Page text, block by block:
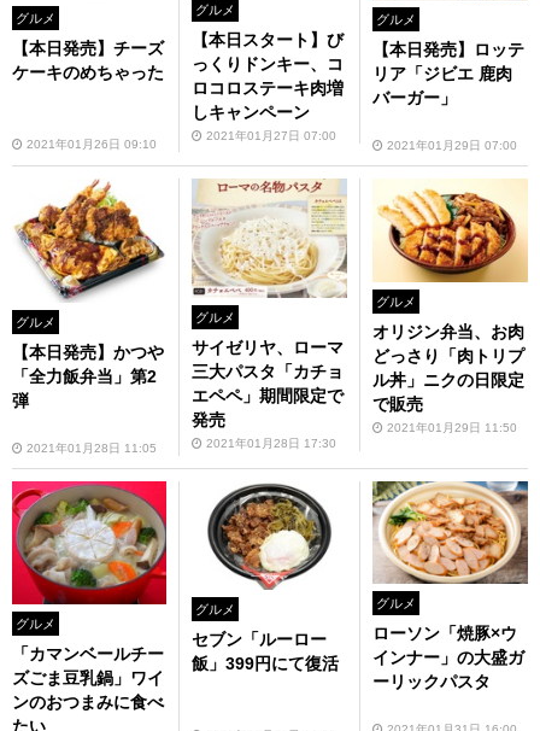
グルメ
【本日発売】チーズ
ケーキのめちゃった
2021年01月26日 09:10
グルメ
【本日スタート】び
っくりドンキー、コ
ロコロステーキ肉増
しキャンペーン
2021年01月27日 07:00
グルメ
【本日発売】ロッテ
リア「ジビエ 鹿肉
バーガー」
2021年01月29日 07:00
グルメ
【本日発売】かつや
「全力飯弁当」第2
弾
2021年01月28日 11:05
グルメ
サイゼリヤ、ローマ
三大パスタ「カチョ
エペペ」期間限定で
発売
2021年01月28日 17:30
グルメ
オリジン弁当、お肉
どっさり「肉トリプ
ル丼」ニクの日限定
で販売
2021年01月29日 11:50
グルメ
「カマンベールチー
ズごま豆乳鍋」ワイ
ンのおつまみに食べ
たい
グルメ
セブン「ルーロー
飯」399円にて復活
グルメ
ローソン「焼豚×ウ
インナー」の大盛ガ
ーリックパスタ